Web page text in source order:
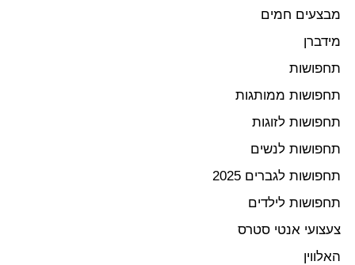
מבצעים חמים
מידברן
תחפושות
תחפושות ממותגות
תחפושות לזוגות
תחפושות לנשים
תחפושות לגברים 2025
תחפושות לילדים
צעצועי אנטי סטרס
האלווין